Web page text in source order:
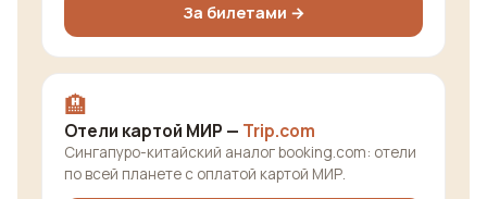
За билетами →
🏨
Отели картой МИР — Trip.com
Сингапуро-китайский аналог booking.com: отели
по всей планете с оплатой картой МИР.